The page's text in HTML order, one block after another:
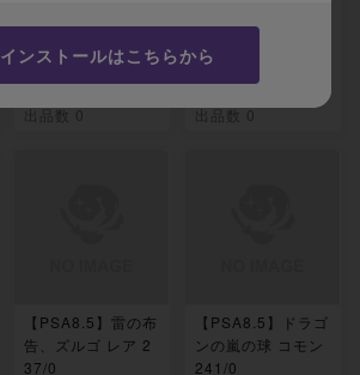
ールの戦告者 レア
228/0
-
出品数 0
ールの栗毛獣 コモ
ン 229/0
-
出品数 0
【PSA8.5】雷の布
告、ズルゴ レア 2
37/0
【PSA8.5】ドラゴ
ンの嵐の球 コモン
241/0
インストールはこちらから